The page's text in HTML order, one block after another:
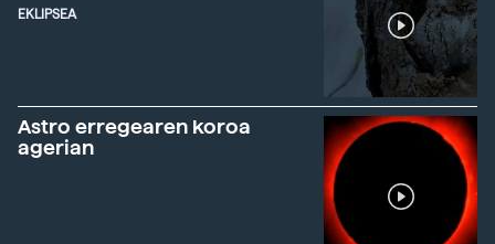
EKLIPSEA
Astro erregearen koroa
agerian